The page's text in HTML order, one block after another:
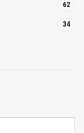
62
34